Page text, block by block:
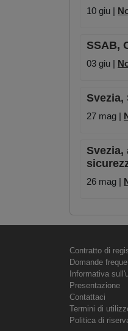
10 giu |
SSAB,
03 giu |
Svezia,
27 mag |
26 mag |
Contratto di
Domande
Informativa
Presentazione
Contattaci
Termini di
Politica di